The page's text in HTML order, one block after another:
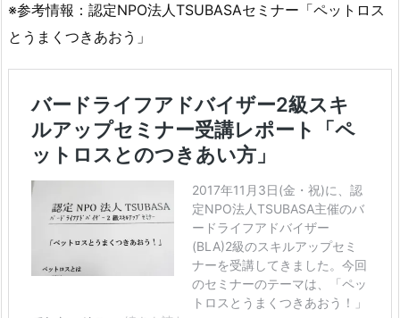
※参考情報：認定NPO法人TSUBASAセミナー「ペットロス
とうまくつきあおう」